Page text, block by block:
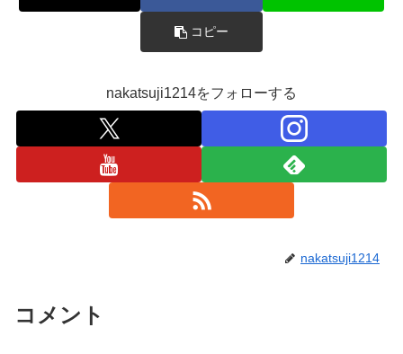
コピー
nakatsuji1214をフォローする
nakatsuji1214
コメント